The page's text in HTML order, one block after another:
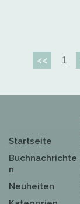
<< 1
Startseite
Buchnachrichte
n
Neuheiten